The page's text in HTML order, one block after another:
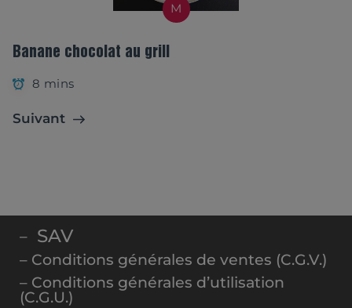
M
Banane chocolat au grill
8 mins
Suivant
– SAV
– Conditions générales de ventes (C.G.V.)
– Conditions générales d’utilisation
(C.G.U.)